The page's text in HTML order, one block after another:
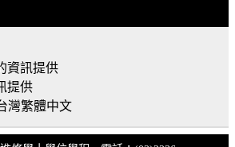
資訊提供
提供
灣繁體中文